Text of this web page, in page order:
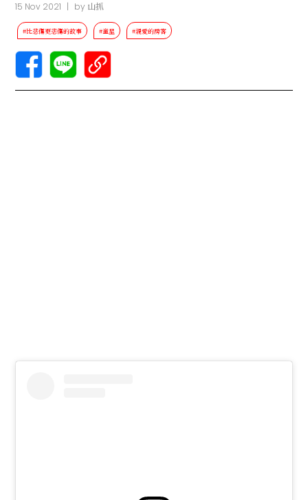
15 Nov 2021 | by 山抓
#比悲傷更悲傷的故事 #童星 #親愛的房客